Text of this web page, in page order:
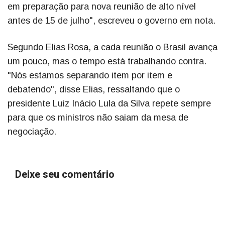
em preparação para nova reunião de alto nível
antes de 15 de julho", escreveu o governo em nota.
Segundo Elias Rosa, a cada reunião o Brasil avança
um pouco, mas o tempo está trabalhando contra.
"Nós estamos separando item por item e
debatendo", disse Elias, ressaltando que o
presidente Luiz Inácio Lula da Silva repete sempre
para que os ministros não saiam da mesa de
negociação.
Deixe seu comentário